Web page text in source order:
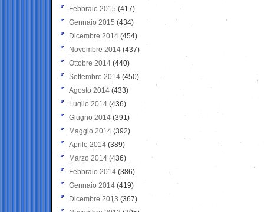
Febbraio 2015 (417)
Gennaio 2015 (434)
Dicembre 2014 (454)
Novembre 2014 (437)
Ottobre 2014 (440)
Settembre 2014 (450)
Agosto 2014 (433)
Luglio 2014 (436)
Giugno 2014 (391)
Maggio 2014 (392)
Aprile 2014 (389)
Marzo 2014 (436)
Febbraio 2014 (386)
Gennaio 2014 (419)
Dicembre 2013 (367)